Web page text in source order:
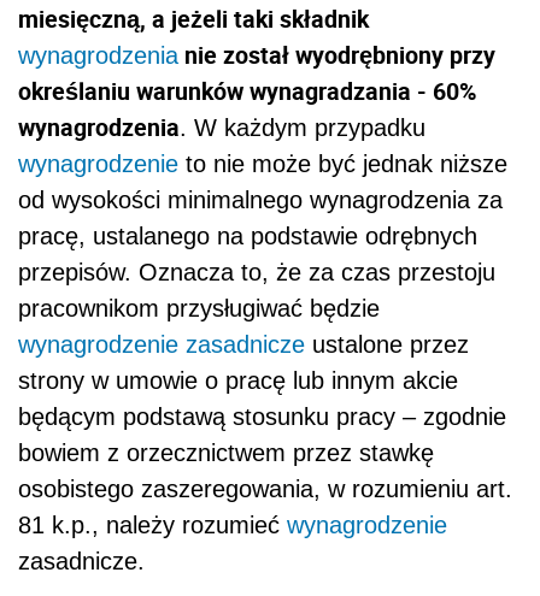
miesięczną, a jeżeli taki składnik
wynagrodzenianie został wyodrębniony przy
określaniu warunków wynagradzania - 60%
wynagrodzenia. W każdym przypadku
wynagrodzenie to nie może być jednak niższe
od wysokości minimalnego wynagrodzenia za
pracę, ustalanego na podstawie odrębnych
przepisów. Oznacza to, że za czas przestoju
pracownikom przysługiwać będzie
wynagrodzenie zasadnicze ustalone przez
strony w umowie o pracę lub innym akcie
będącym podstawą stosunku pracy – zgodnie
bowiem z orzecznictwem przez stawkę
osobistego zaszeregowania, w rozumieniu art.
81 k.p., należy rozumieć wynagrodzenie
zasadnicze.